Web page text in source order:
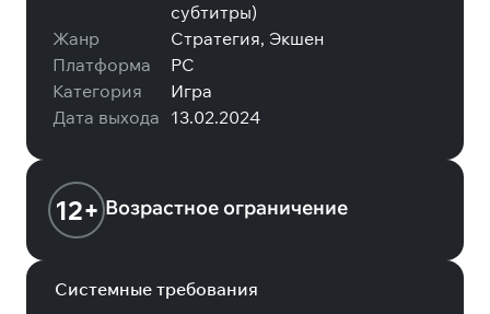
субтитры)
Жанр
Стратегия, Экшен
Платформа
PC
Категория
Игра
Дата выхода 13.02.2024
12+ Возрастное ограничение
Системные требования